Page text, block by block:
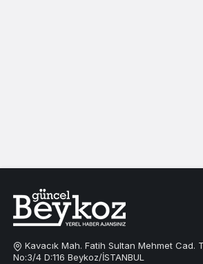
Kavacık Mah. Fatih Sultan Mehmet Cad.
No:3/4 D:116 Beykoz/İSTANBUL